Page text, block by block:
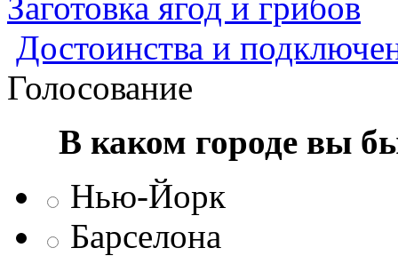
Достоинства и
Голосование
В каком городе вы
Нью-Йорк
Барселона